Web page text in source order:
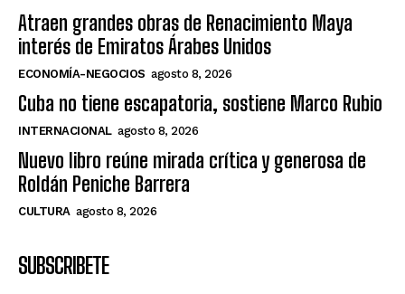
Atraen grandes obras de Renacimiento Maya
interés de Emiratos Árabes Unidos
ECONOMÍA-NEGOCIOS agosto 8, 2026
Cuba no tiene escapatoria, sostiene Marco Rubio
INTERNACIONAL agosto 8, 2026
Nuevo libro reúne mirada crítica y generosa de
Roldán Peniche Barrera
CULTURA agosto 8, 2026
SUBSCRIBETE